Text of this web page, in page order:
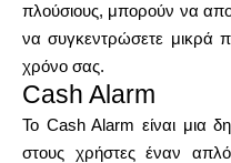
πλούσιους, μπορούν να
να συγκεντρώσετε μικρά
χρόνο σας.
Cash Alarm
Το Cash Alarm είναι μια
στους χρήστες έναν